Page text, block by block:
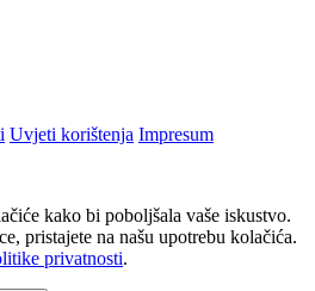
Uvjeti korištenja Impresum
kako bi poboljšala vaše iskustvo.
pristajete na našu upotrebu kolačića.
privatnosti.